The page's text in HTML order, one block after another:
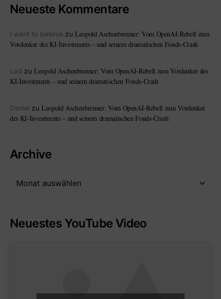
Neueste Kommentare
I want to believe zu Leopold Aschenbrenner: Vom OpenAI-Rebell zum
Vordenker des KI-Investments – und seinem dramatischen Fonds-Crash
Lad zu Leopold Aschenbrenner: Vom OpenAI-Rebell zum Vordenker des
KI-Investments – und seinem dramatischen Fonds-Crash
Daniel zu Leopold Aschenbrenner: Vom OpenAI-Rebell zum Vordenker
des KI-Investments – und seinem dramatischen Fonds-Crash
Archive
Neuestes YouTube Video